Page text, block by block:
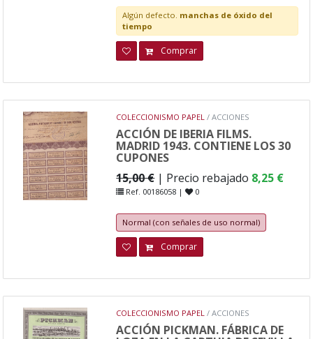
Algún defecto. manchas de óxido del
tiempo
Comprar
COLECCIONISMO PAPEL / ACCIONES
ACCIÓN DE IBERIA FILMS.
MADRID 1943. CONTIENE LOS 30
CUPONES
15,00 € | Precio rebajado 8,25 €
Ref. 00186058 | 0
Normal (con señales de uso normal)
Comprar
COLECCIONISMO PAPEL / ACCIONES
ACCIÓN PICKMAN. FÁBRICA DE